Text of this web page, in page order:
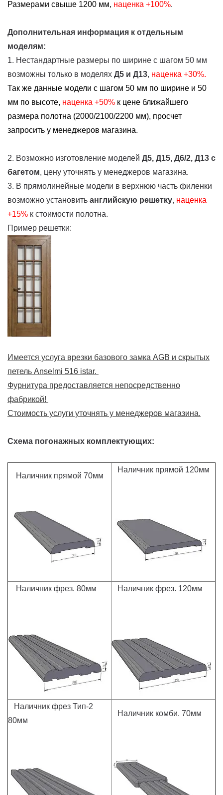
Размерами свыше 1200 мм, наценка +100%.
Дополнительная информация к отдельным
моделям:
1. Нестандартные размеры по ширине с шагом 50 мм
возможны только в моделях Д5 и Д13, наценка +30%.
Так же данные модели с шагом 50 мм по ширине и 50
мм по высоте, наценка +50% к цене ближайшего
размера полотна (2000/2100/2200 мм), просчет
запросить у менеджеров магазина.
2. Возможно изготовление моделей Д5, Д15, Д6/2, Д13 с
багетом, цену уточнять у менеджеров магазина.
3. В прямолинейные модели в верхнюю часть филенки
возможно установить английскую решетку, наценка
+15% к стоимости полотна.
Пример решетки:
Имеется услуга врезки базового замка AGB и скрытых
петель Anselmi 516 istar.
Фурнитура предоставляется непосредственно
фабрикой!
Стоимость услуги уточнять у менеджеров магазина.
Схема погонажных комплектующих:
Наличник прямой 70мм
Наличник прямой 120мм
Наличник фрез. 80мм Наличник фрез. 120мм
Наличник фрез Тип-2
80мм
Наличник комби. 70мм